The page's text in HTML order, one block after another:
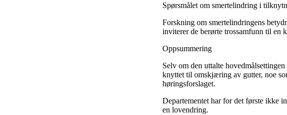
Spørsmålet om smertelindring i
Forskning om smertelindringens
inviterer de berørte trossamfunn til en
Oppsummering
Selv om den uttalte
knyttet til omskjæring av gutter, noe
høringsforslaget.
Departementet har for det første ikke
en lovendring.